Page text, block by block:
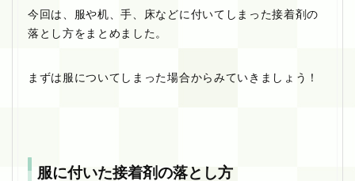
今回は、服や机、手、床などに付いてしまった接着剤の
落とし方をまとめました。
まずは服についてしまった場合からみていきましょう！
服に付いた接着剤の落とし方